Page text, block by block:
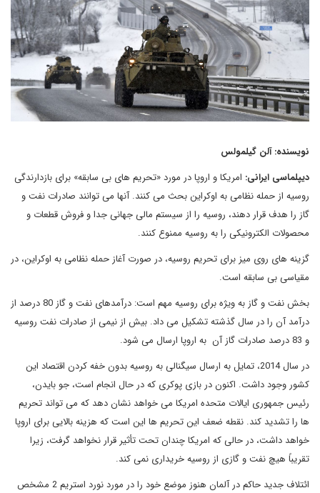
نویسنده: آلن گیلمولس
دیپلماسی ایرانی: امریکا و اروپا در مورد «تحریم های بی سابقه» برای بازدارندگی
روسیه از حمله نظامی به اوکراین بحث می کنند. آنها می توانند صادرات نفت و
گاز را هدف قرار دهند، روسیه را از سیستم مالی جهانی جدا و فروش قطعات و
محصولات الکترونیکی را به روسیه ممنوع کنند.
گزینه های روی میز برای تحریم روسیه، در صورت آغاز حمله نظامی به اوکراین، در
مقیاسی بی سابقه است.
بخش نفت و گاز به ویژه برای روسیه مهم است: درآمدهای نفت و گاز 80 درصد از
درآمد آن را در سال گذشته تشکیل می داد. بیش از نیمی از صادرات نفت روسیه
و 83 درصد صادرات گاز آن به اروپا ارسال می شود.
در سال 2014، تمایل به ارسال سیگنالی به روسیه بدون خفه کردن اقتصاد این
کشور وجود داشت. اکنون در بازی پوکری که در حال انجام است، جو بایدن،
رئیس جمهوری ایالات متحده امریکا می خواهد نشان دهد که می تواند تحریم
ها را تشدید کند. نقطه ضعف این تحریم ها این است که هزینه بالایی برای اروپا
خواهد داشت، در حالی که امریکا چندان تحت تأثیر قرار نخواهد گرفت، زیرا
تقریباً هیچ نفت و گازی از روسیه خریداری نمی کند.
ائتلاف جدید حاکم در آلمان هنوز موضع خود را در مورد نورد استریم 2 مشخص